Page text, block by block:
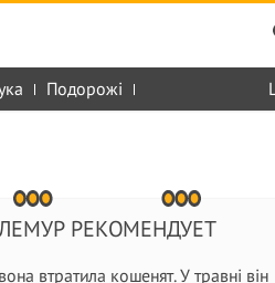
Подорожі
РЕКОМЕНДУЕТ